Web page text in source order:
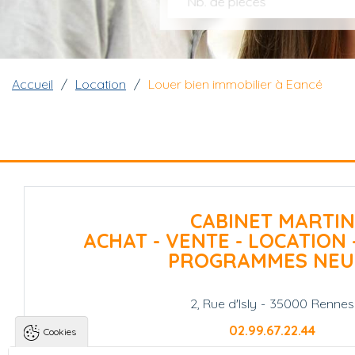
Fil d'Ariane
Accueil Location Louer bien immobilier à Eancé
CABINET MARTIN
ACHAT - VENTE - LOCATION
PROGRAMMES
2, Rue d'Isly - 35000 Rennes
02.99.67.22.44
Cookies